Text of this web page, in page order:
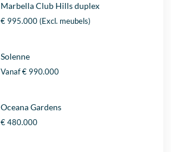
Marbella Club Hills duplex
€ 995.000(Excl. meubels)
Solenne
Vanaf€ 990.000
Oceana Gardens
€ 480.000